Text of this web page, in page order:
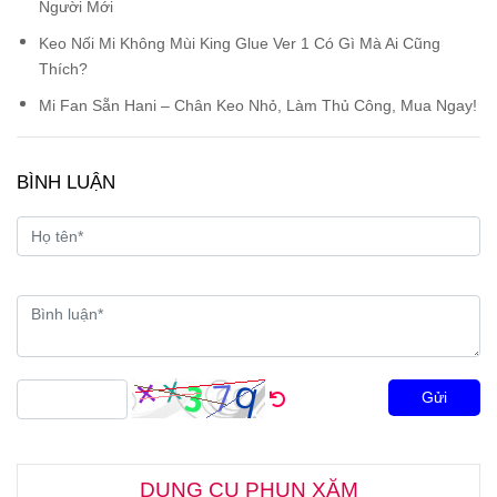
Người Mới
Keo Nối Mi Không Mùi King Glue Ver 1 Có Gì Mà Ai Cũng
Thích?
Mi Fan Sẵn Hani – Chân Keo Nhỏ, Làm Thủ Công, Mua Ngay!
BÌNH LUẬN
Gửi
DỤNG CỤ PHUN XĂM